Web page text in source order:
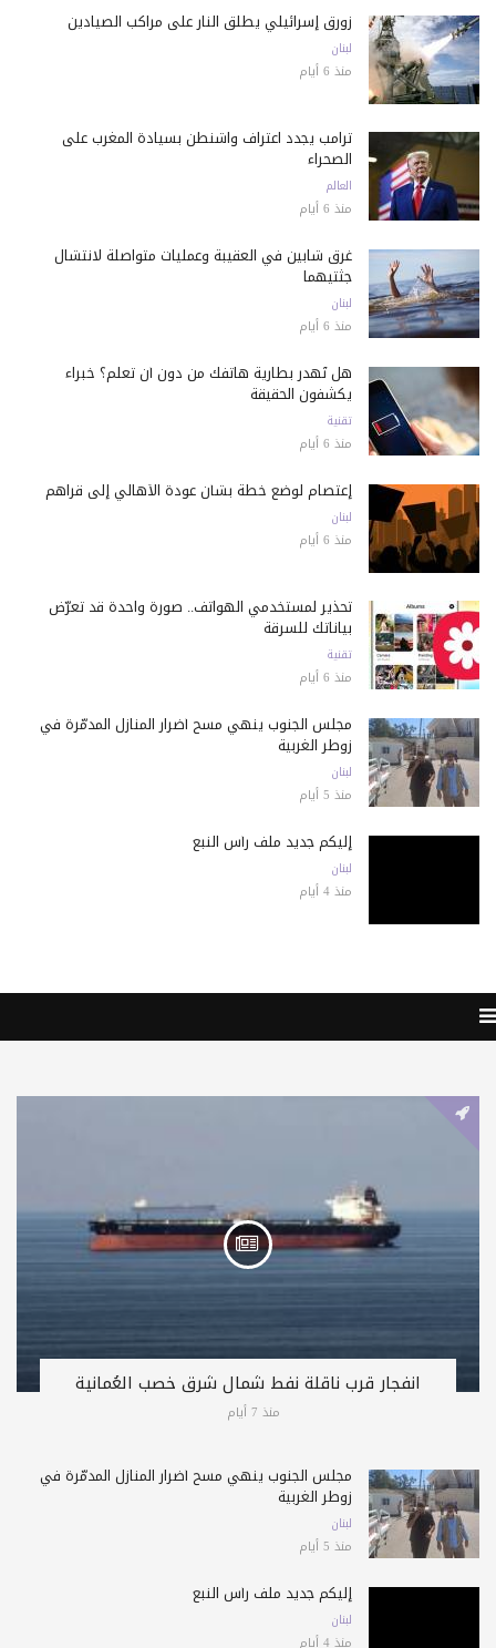
زورق إسرائيلي يطلق النار على مراكب الصيادين
لبنان
منذ 6 أيام
ترامب يجدد اعتراف واشنطن بسيادة المغرب على
الصحراء
العالم
منذ 6 أيام
غرق شابين في العقيبة وعمليات متواصلة لانتشال
جثتيهما
لبنان
منذ 6 أيام
هل تُهدر بطارية هاتفك من دون أن تعلم؟ خبراء
يكشفون الحقيقة
تقنية
منذ 6 أيام
إعتصام لوضع خطة بشأن عودة الأهالي إلى قراهم
لبنان
منذ 6 أيام
تحذير لمستخدمي الهواتف.. صورة واحدة قد تعرّض
بياناتك للسرقة
تقنية
منذ 6 أيام
مجلس الجنوب ينهي مسح أضرار المنازل المدمّرة في
زوطر الغربية
لبنان
منذ 5 أيام
إليكم جديد ملف رأس النبع
لبنان
منذ 4 أيام
انفجار قرب ناقلة نفط شمال شرق خصب العُمانية
منذ 7 أيام
مجلس الجنوب ينهي مسح أضرار المنازل المدمّرة في
زوطر الغربية
لبنان
منذ 5 أيام
إليكم جديد ملف رأس النبع
لبنان